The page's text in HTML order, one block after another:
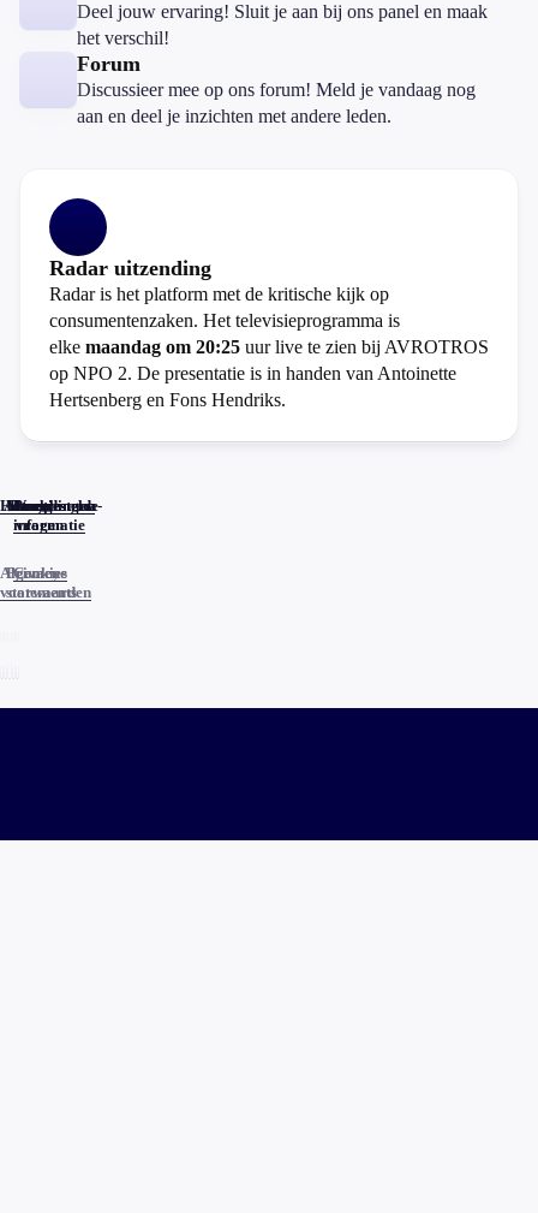
Deel jouw ervaring! Sluit je aan bij ons panel en maak
het verschil!
Forum
Discussieer mee op ons forum! Meld je vandaag nog
aan en deel je inzichten met andere leden.
Radar uitzending
Radar is het platform met de kritische kijk op
consumentenzaken. Het televisieprogramma is
elke maandag om 20:25 uur live te zien bij AVROTROS
op NPO 2. De presentatie is in handen van Antoinette
Hertsenberg en Fons Hendriks.
Home
Actueel
Uitzendingen
Reacties
Programma-
informatie
Veelgestelde
vragen
Algemene
voorwaarden
Privacy
statements
Cookies